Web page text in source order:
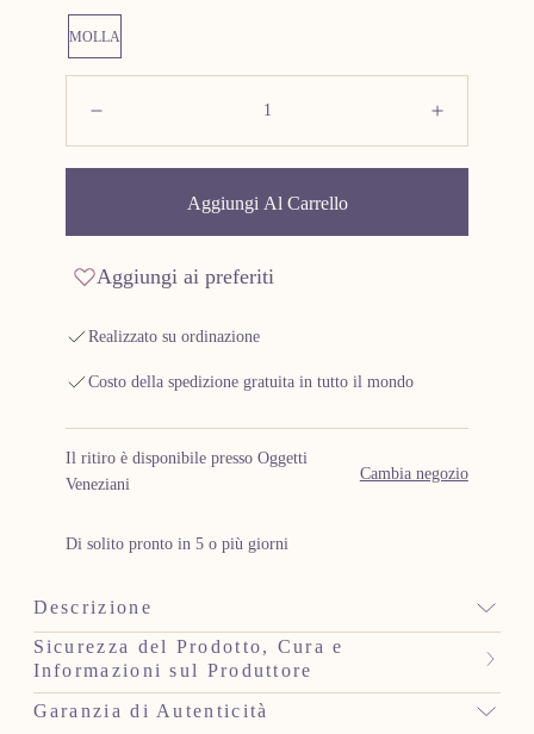
MOLLA
Aggiungi Al Carrello
Aggiungi ai preferiti
Realizzato su ordinazione
Costo della spedizione gratuita in tutto il mondo
Il ritiro è disponibile presso Oggetti
Veneziani
Di solito pronto in 5 o più giorni
Cambia negozio
Descrizione
Sicurezza del Prodotto, Cura e
Informazioni sul Produttore
Garanzia di Autenticità